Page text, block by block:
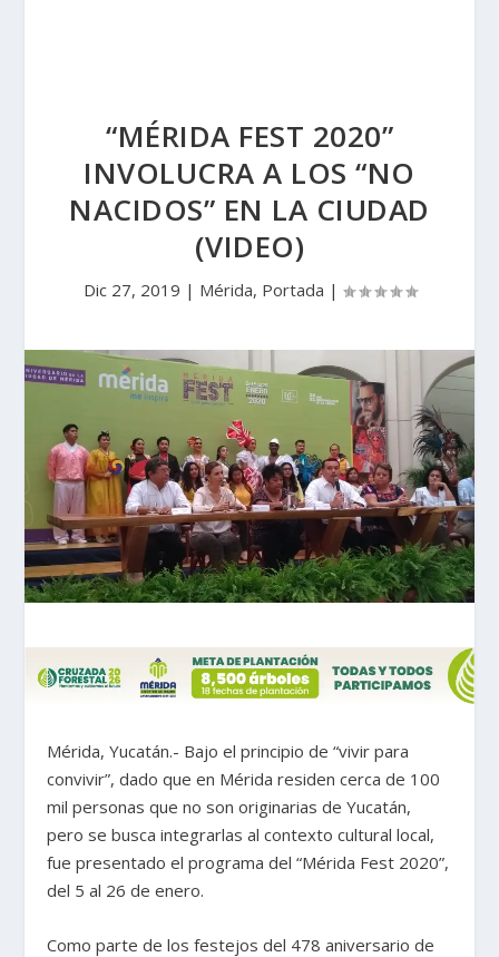
“MÉRIDA FEST 2020”
INVOLUCRA A LOS “NO
NACIDOS” EN LA CIUDAD
(VIDEO)
Dic 27, 2019 | Mérida, Portada |
Mérida, Yucatán.- Bajo el principio de “vivir para
convivir”, dado que en Mérida residen cerca de 100
mil personas que no son originarias de Yucatán,
pero se busca integrarlas al contexto cultural local,
fue presentado el programa del “Mérida Fest 2020”,
del 5 al 26 de enero.
Como parte de los festejos del 478 aniversario de